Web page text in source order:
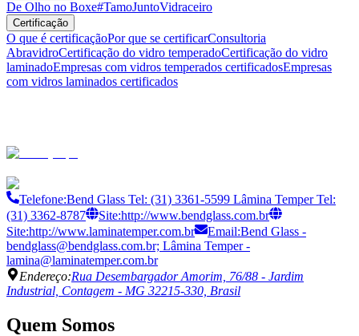
De Olho no Boxe#TamoJuntoVidraceiro
Certificação
O que é certificaçãoPor que se certificarConsultoria
AbravidroCertificação do vidro temperadoCertificação do vidro
laminadoEmpresas com vidros temperados certificadosEmpresas
com vidros laminados certificados
Telefone:Bend Glass Tel: (31) 3361-5599 Lâmina Temper Tel:
(31) 3362-8787
Site:http://www.bendglass.com.br
Site:http://www.laminatemper.com.br Email:Bend Glass -
bendglass@bendglass.com.br; Lâmina Temper -
lamina@laminatemper.com.br
Endereço:Rua Desembargador Amorim, 76/88 - Jardim
Industrial, Contagem - MG 32215-330, Brasil
Quem Somos